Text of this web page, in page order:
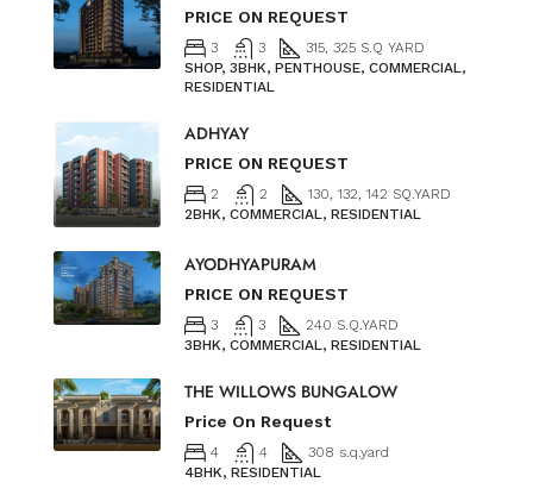
PRICE ON REQUEST
3 3
315, 325 S.Q YARD
SHOP, 3BHK, PENTHOUSE, COMMERCIAL,
RESIDENTIAL
ADHYAY
PRICE ON REQUEST
2 2
130, 132, 142 SQ.YARD
2BHK, COMMERCIAL, RESIDENTIAL
AYODHYAPURAM
PRICE ON REQUEST
3 3
240 S.Q.YARD
3BHK, COMMERCIAL, RESIDENTIAL
THE WILLOWS BUNGALOW
Price On Request
4 4
308 s.q.yard
4BHK, RESIDENTIAL